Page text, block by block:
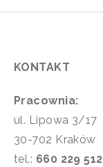
KONTAKT
Pracownia:
ul. Lipowa 3/17
30-702 Kraków
tel.: 660 229 512